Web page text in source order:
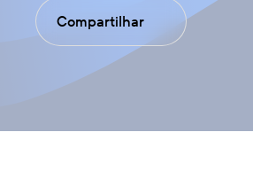
Compartilhar